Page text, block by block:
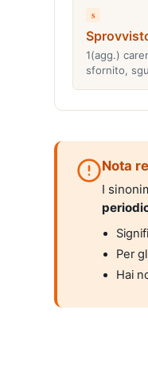
s
1(agg.)
sfornito,
Nota
I
Per
Hai